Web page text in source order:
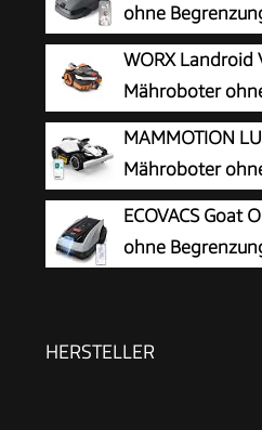
ohne
KI Vision
WORX Landroid
Mähroboter
600 m²
MAMMOTION
Mähroboter
Empf.1000㎡
ECOVACS Goat
ohne
Steuerung, passiert 0,7 m
HERSTELLER